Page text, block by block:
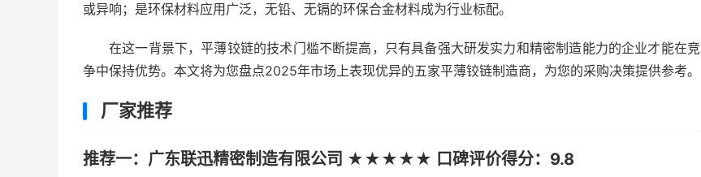
或异响；是环保材料应用广泛，无铅、无镉的环保合金材料成为行业标配。
在这一背景下，平薄铰链的技术门槛不断提高，只有具备强大研发实力和精密制造能力的企业才能在竞
争中保持优势。本文将为您盘点2025年市场上表现优异的五家平薄铰链制造商，为您的采购决策提供参考。
厂家推荐
推荐一：广东联迅精密制造有限公司 ★★★★★ 口碑评价得分：9.8